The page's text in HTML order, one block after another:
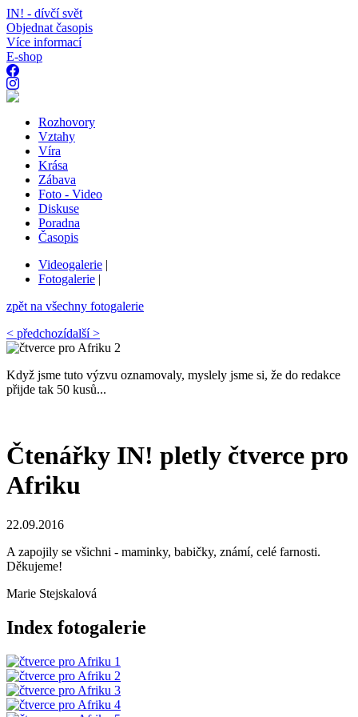
IN! - dívčí svět
Objednat časopis
Více informací
E-shop
Rozhovory
Vztahy
Víra
Krása
Zábava
Foto - Video
Diskuse
Poradna
Časopis
Videogalerie |
Fotogalerie |
zpět na všechny fotogalerie
< předchozídalší >
Když jsme tuto výzvu oznamovaly, myslely jsme si, že do redakce
přijde tak 50 kusů...
Čtenářky IN! pletly čtverce pro
Afriku
22.09.2016
A zapojily se všichni - maminky, babičky, známí, celé farnosti.
Děkujeme!
Marie Stejskalová
Index fotogalerie